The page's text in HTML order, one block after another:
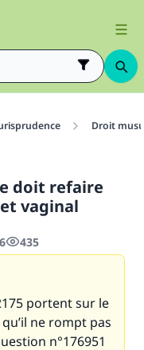
Droit
doit refaire
vaginal
435
portent sur le
ne rompt pas
n°176951